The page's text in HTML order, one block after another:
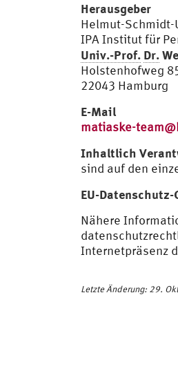
Herausgeber
Helmut-
IPA Institut für
Univ.-Prof. Dr.
Holstenhofweg
22043 Hamburg
E-Mail
matiaske-
Inhaltlich
sind auf den
EU-
Nähere
Internetpräsenz
Letzte Änderung: 29.